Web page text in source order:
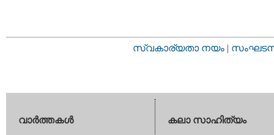
സ്വകാര്യതാ നയം |
വാര്‍ത്തകള്‍
കലാ സാഹിത്യം